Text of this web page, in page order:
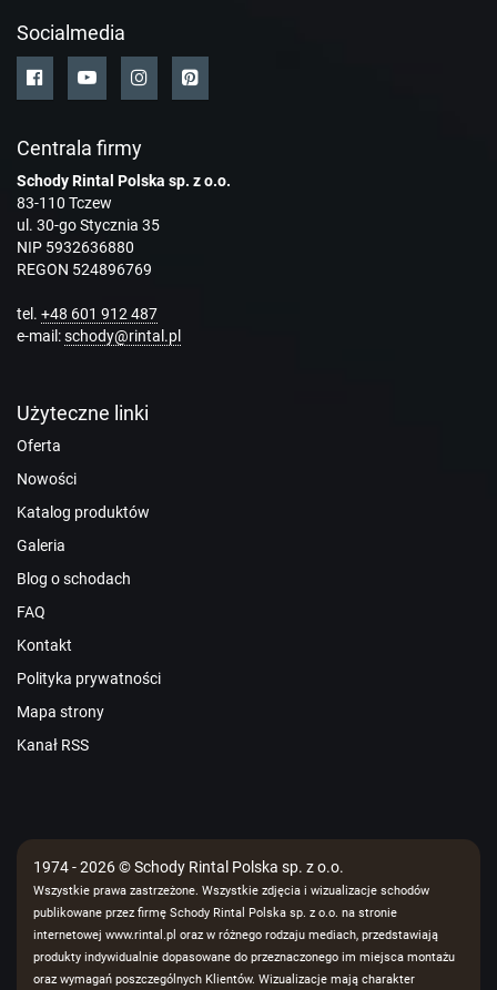
Socialmedia
Centrala firmy
Schody Rintal Polska sp. z o.o.
83-110 Tczew
ul. 30-go Stycznia 35
NIP 5932636880
REGON 524896769
tel. +48 601 912 487
e-mail:schody@rintal.pl
Użyteczne linki
Oferta
Nowości
Katalog produktów
Galeria
Blog o schodach
FAQ
Kontakt
Polityka prywatności
Mapa strony
Kanał RSS
1974 - 2026 © Schody Rintal Polska sp. z o.o.
Wszystkie prawa zastrzeżone. Wszystkie zdjęcia i wizualizacje schodów
publikowane przez firmę Schody Rintal Polska sp. z o.o. na stronie
internetowej www.rintal.pl oraz w różnego rodzaju mediach, przedstawiają
produkty indywidualnie dopasowane do przeznaczonego im miejsca montażu
oraz wymagań poszczególnych Klientów. Wizualizacje mają charakter